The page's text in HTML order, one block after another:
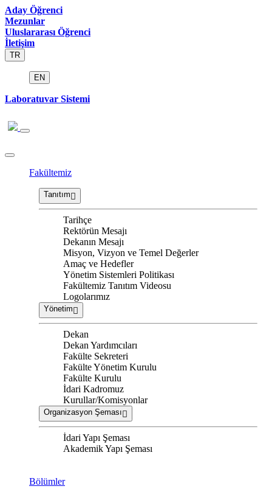
Aday Öğrenci
Mezunlar
Uluslararası Öğrenci
İletişim
TR
EN
Laboratuvar Sistemi
Fakültemiz
Tanıtım
Tarihçe
Rektörün Mesajı
Dekanın Mesajı
Misyon, Vizyon ve Temel Değerler
Amaç ve Hedefler
Yönetim Sistemleri Politikası
Fakültemiz Tanıtım Videosu
Logolarımız
Yönetim
Dekan
Dekan Yardımcıları
Fakülte Sekreteri
Fakülte Yönetim Kurulu
Fakülte Kurulu
İdari Kadromuz
Kurullar/Komisyonlar
Organizasyon Şeması
İdari Yapı Şeması
Akademik Yapı Şeması
Bölümler